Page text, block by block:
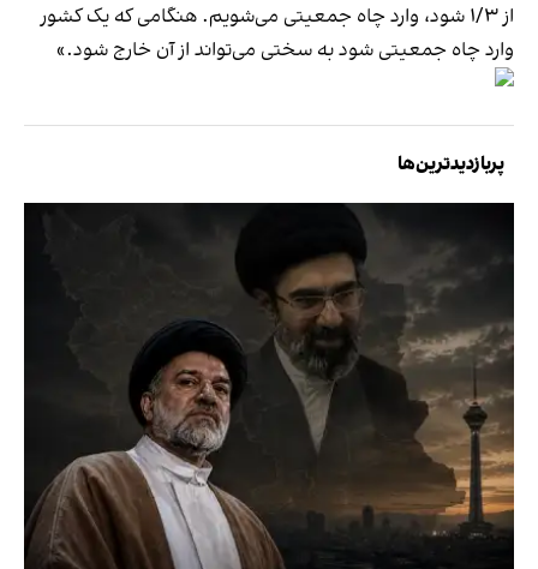
از ۱/۳ شود، وارد چاه جمعیتی می‌شویم. هنگامی که یک کشور
وارد چاه جمعیتی شود به سختی می‌تواند از آن خارج شود.»
پربازدیدترین‌ها